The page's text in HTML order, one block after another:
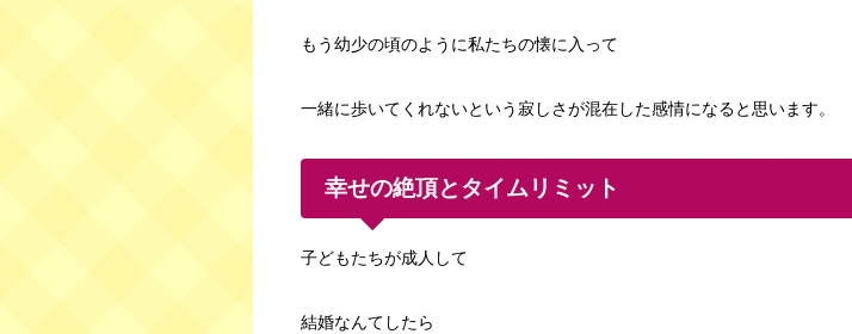
もう幼少の頃のように私たちの懐に入って
一緒に歩いてくれないという寂しさが混在した感情になると思います。
幸せの絶頂とタイムリミット
子どもたちが成人して
結婚なんてしたら